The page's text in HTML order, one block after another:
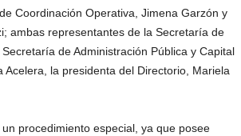
Coordinación Operativa, Jimena Garzón y
ambas representantes de la Secretaría de
de Administración Pública y Capital
la presidenta del Directorio, Mariela
procedimiento especial, ya que posee